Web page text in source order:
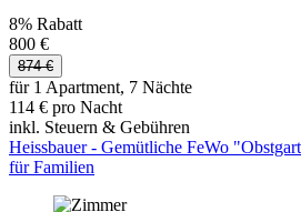
8% Rabatt
800 €
874 €
für 1 Apartment, 7 Nächte
114 € pro Nacht
inkl. Steuern & Gebühren
Heissbauer - Gemütliche FeWo
für Familien